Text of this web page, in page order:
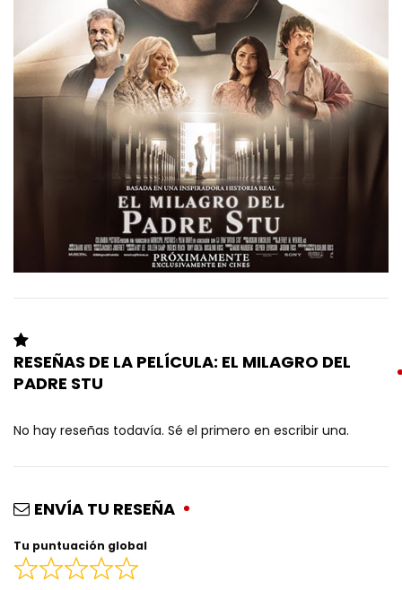
RESEÑAS DE LA PELÍCULA: EL MILAGRO DEL
PADRE STU
No hay reseñas todavía. Sé el primero en escribir una.
ENVÍA TU RESEÑA
Tu puntuación global